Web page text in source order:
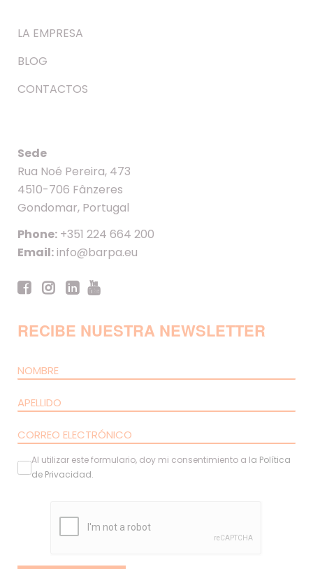
LA EMPRESA
BLOG
CONTACTOS
Sede
Rua Noé Pereira, 473
4510-706 Fânzeres
Gondomar, Portugal
Phone: +351 224 664 200
Email:info@barpa.eu
RECIBE NUESTRA NEWSLETTER
Al utilizar este formulario, doy mi consentimiento a la Política
de Privacidad.